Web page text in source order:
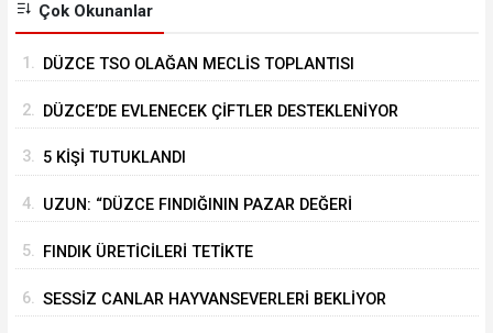
Çok Okunanlar
1. DÜZCE TSO OLAĞAN MECLİS TOPLANTISI
2. DÜZCE’DE EVLENECEK ÇİFTLER DESTEKLENİYOR
3. 5 KİŞİ TUTUKLANDI
4. UZUN: “DÜZCE FINDIĞININ PAZAR DEĞERİ
5. FINDIK ÜRETİCİLERİ TETİKTE
6. SESSİZ CANLAR HAYVANSEVERLERİ BEKLİYOR